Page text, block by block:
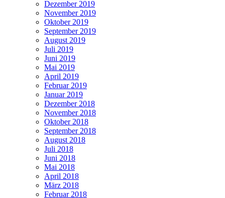
Dezember 2019
November 2019
Oktober 2019
September 2019
August 2019
Juli 2019
Juni 2019
Mai 2019
April 2019
Februar 2019
Januar 2019
Dezember 2018
November 2018
Oktober 2018
September 2018
August 2018
Juli 2018
Juni 2018
Mai 2018
April 2018
März 2018
Februar 2018